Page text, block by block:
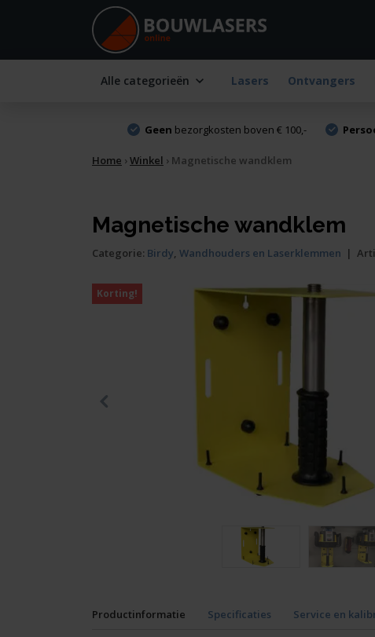
Alle categorieën Lasers Ontvangers
Geen bezorgkosten boven € 100,-
Home ›Winkel › Magnetische wandklem
Magnetische wandklem
Categorie: Birdy, Wandhouders en Laserklemmen |
Korting!
Productinformatie Specificaties Service en